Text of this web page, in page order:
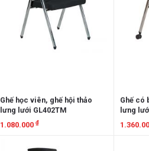
Ghế học viên, ghế hội thảo
lưng lưới GL402TM
1.080.000 ₫
Ghế có
lưng